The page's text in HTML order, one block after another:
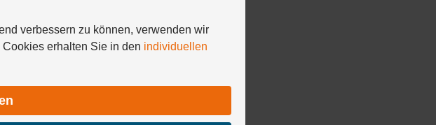
verbessern zu können, verwenden wir
erhalten Sie in den individuellen